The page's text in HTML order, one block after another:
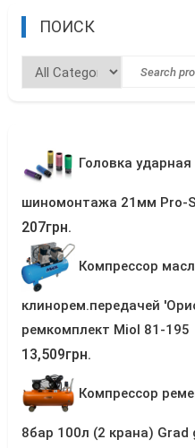
ПОИСК
Головка
шиномонтажа 21мм Pro-
207грн.
Компрессор
клинорем.передачей
ремкомплект Miol 81-195
13,509грн.
Компрессор
8бар 100л (2 крана) Grad